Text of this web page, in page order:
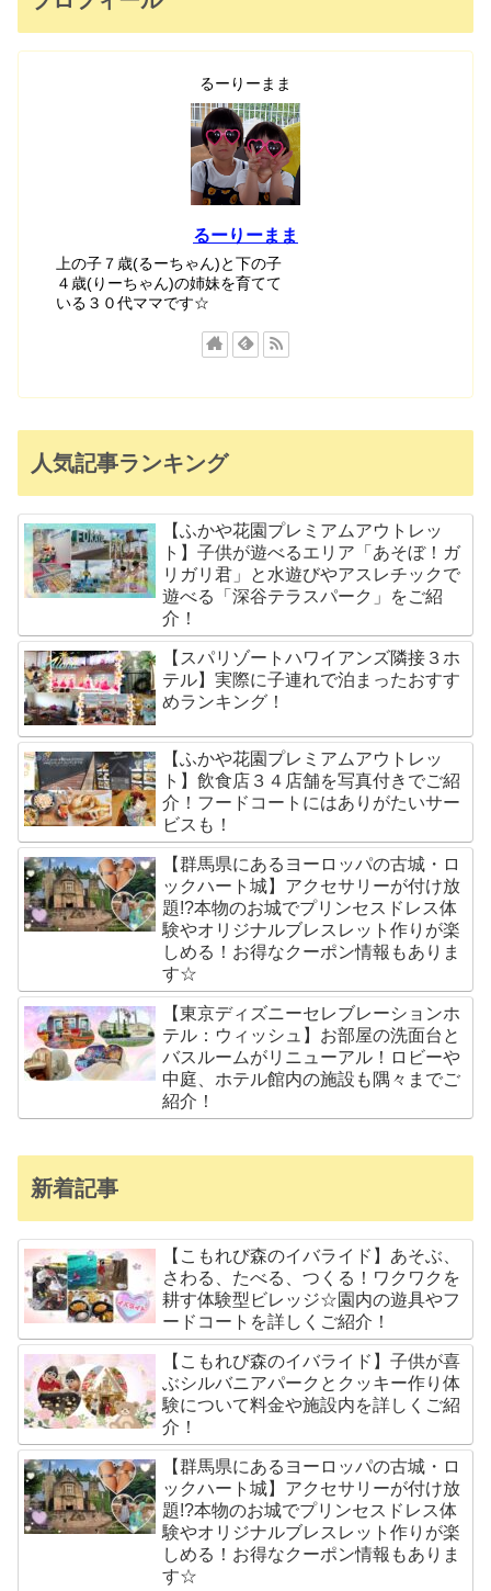
るーりーまま
るーりーまま
上の子７歳(るーちゃん)と下の子
４歳(りーちゃん)の姉妹を育てて
いる３０代ママです☆
人気記事ランキング
【ふかや花園プレミアムアウトレッ
ト】子供が遊べるエリア「あそぼ！ガ
リガリ君」と水遊びやアスレチックで
遊べる「深谷テラスパーク」をご紹
介！
【スパリゾートハワイアンズ隣接３ホ
テル】実際に子連れで泊まったおすす
めランキング！
【ふかや花園プレミアムアウトレッ
ト】飲食店３４店舗を写真付きでご紹
介！フードコートにはありがたいサー
ビスも！
【群馬県にあるヨーロッパの古城・ロ
ックハート城】アクセサリーが付け放
題!?本物のお城でプリンセスドレス体
験やオリジナルブレスレット作りが楽
しめる！お得なクーポン情報もありま
す☆
【東京ディズニーセレブレーションホ
テル：ウィッシュ】お部屋の洗面台と
バスルームがリニューアル！ロビーや
中庭、ホテル館内の施設も隅々までご
紹介！
新着記事
【こもれび森のイバライド】あそぶ、
さわる、たべる、つくる！ワクワクを
耕す体験型ビレッジ☆園内の遊具やフ
ードコートを詳しくご紹介！
【こもれび森のイバライド】子供が喜
ぶシルバニアパークとクッキー作り体
験について料金や施設内を詳しくご紹
介！
【群馬県にあるヨーロッパの古城・ロ
ックハート城】アクセサリーが付け放
題!?本物のお城でプリンセスドレス体
験やオリジナルブレスレット作りが楽
しめる！お得なクーポン情報もありま
す☆